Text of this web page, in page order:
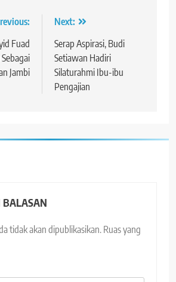
Fuad
Jambi
Next:
Serap Aspirasi, Budi
Setiawan Hadiri
Silaturahmi Ibu-ibu
Pengajian
BALASAN
tidak akan dipublikasikan. Ruas yang